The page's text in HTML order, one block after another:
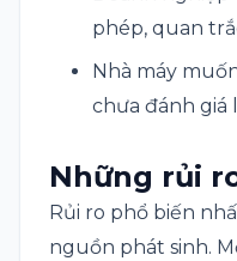
phép, quan
Nhà máy
chưa đánh giá
Những rủi
Rủi ro phổ biến
nguồn phát sinh.